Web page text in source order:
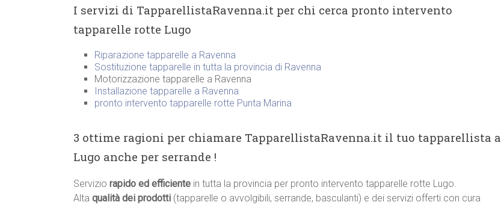
I servizi di TapparellistaRavenna.it per chi cerca pronto intervento
tapparelle rotte Lugo
Riparazione tapparelle a Ravenna
Sostituzione tapparelle in tutta la provincia di Ravenna
Motorizzazione tapparelle a Ravenna
Installazione tapparelle a Ravenna
pronto intervento tapparelle rotte Punta Marina
3 ottime ragioni per chiamare TapparellistaRavenna.it il tuo tapparellista a
Lugo anche per serrande !
Servizio rapido ed efficiente in tutta la provincia per pronto intervento tapparelle rotte Lugo.
Alta qualità dei prodotti (tapparelle o avvolgibili, serrande, basculanti) e dei servizi offerti con cura